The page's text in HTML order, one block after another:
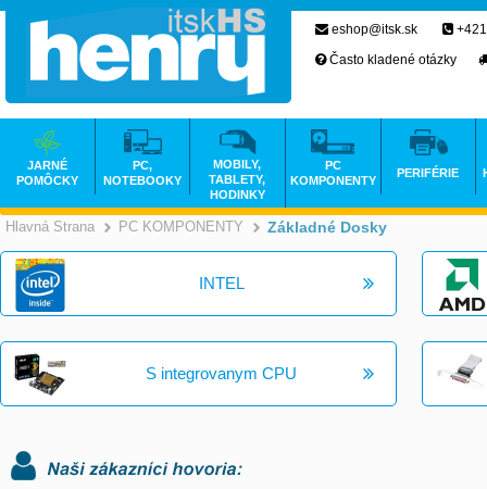
Hlavná Strana >
PC KOMPONENTY >
Základné Dosky
INTEL
S integrovanym CPU
eshop@itsk.sk
Často kladené otázky
JARNÉ
POMÔCKY
PC,
NOTEBOOKY
MOBILY,
TABLETY,
HODINKY
PC
KOMPONENTY
PERIFÉRIE